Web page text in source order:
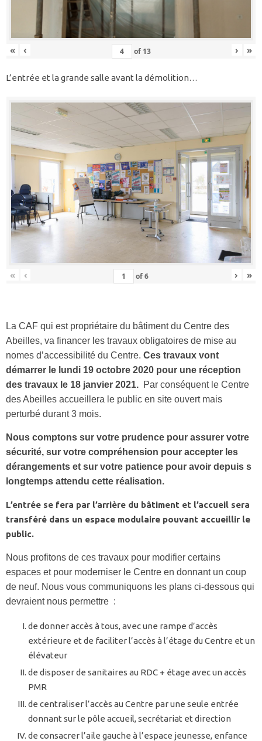
« ‹ of 13 › »
L’entrée et la grande salle avant la démolition…
« ‹ of6 › »
La CAF qui est propriétaire du bâtiment du Centre des
Abeilles, va financer les travaux obligatoires de mise au
nomes d’accessibilité du Centre. Ces travaux vont
démarrer le lundi 19 octobre 2020 pour une réception
des travaux le 18 janvier 2021. Par conséquent le Centre
des Abeilles accueillera le public en site ouvert mais
perturbé durant 3 mois.
Nous comptons sur votre prudence pour assurer votre
sécurité, sur votre compréhension pour accepter les
dérangements et sur votre patience pour avoir depuis s
longtemps attendu cette réalisation.
L’entrée se fera par l’arrière du bâtiment et l’accueil sera
transféré dans un espace modulaire pouvant accueillir le
public.
Nous profitons de ces travaux pour modifier certains
espaces et pour moderniser le Centre en donnant un coup
de neuf. Nous vous communiquons les plans ci-dessous qui
devraient nous permettre :
de donner accès à tous, avec une rampe d’accès
extérieure et de faciliter l’accès à l’étage du Centre et un
élévateur
de disposer de sanitaires au RDC + étage avec un accès
PMR
de centraliser l’accès au Centre par une seule entrée
donnant sur le pôle accueil, secrétariat et direction
de consacrer l’aile gauche à l’espace jeunesse, enfance